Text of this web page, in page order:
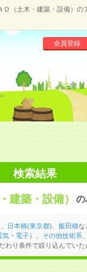
Ｄ（土木・建築・設備）
会員登録
検索結果
建築・設備） の
日本橋(東京都) 飯田橋な
・電子） その他技術系
わり条件で絞り込んでいた